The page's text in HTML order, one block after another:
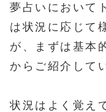
夢占いにおいて
は状況に応じて
が、まずは基本
からご紹介して
状況はよく覚え